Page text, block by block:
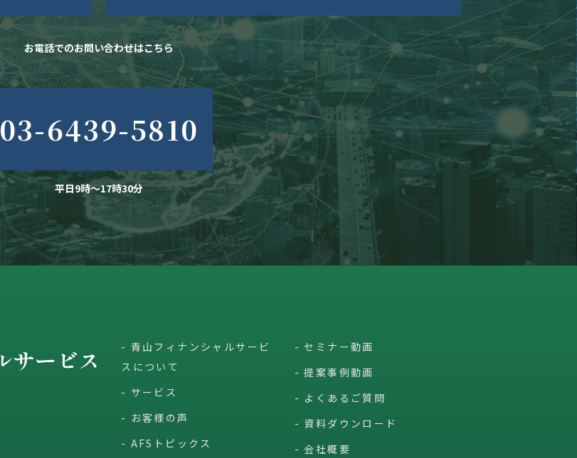
お電話でのお問い合わせはこちら
03-6439-5810
平日9時～17時30分
青山フィナンシャルサービ
スについて
サービス
お客様の声
AFSトピックス
セミナー動画
提案事例動画
よくあるご質問
資料ダウンロード
会社概要